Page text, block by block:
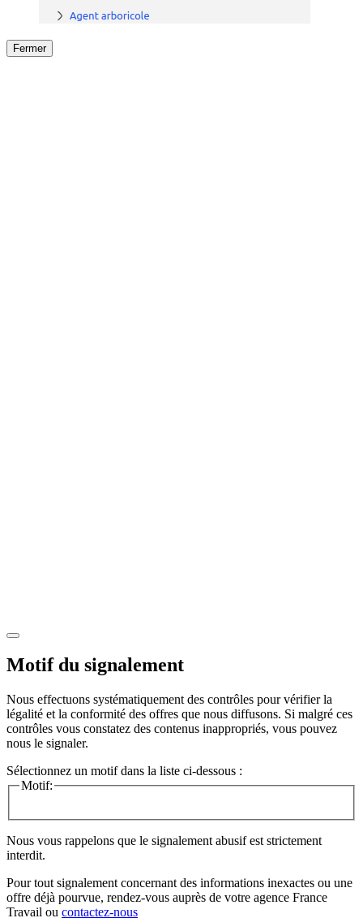
Fermer
Motif du signalement
Nous effectuons systématiquement des contrôles pour vérifier la
légalité et la conformité des offres que nous diffusons. Si malgré ces
contrôles vous constatez des contenus inappropriés, vous pouvez
nous le signaler.
Sélectionnez un motif dans la liste ci-dessous :
Motif:
Nous vous rappelons que le signalement abusif est strictement
interdit.
Pour tout signalement concernant des informations inexactes ou une
offre déjà pourvue, rendez-vous auprès de votre agence France
Travail ou contactez-nous